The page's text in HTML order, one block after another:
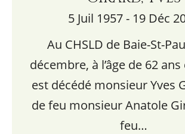
5 Juil 1957 - 19 Déc
Au CHSLD de Baie-St-
décembre, à l’âge de 62
est décédé monsieur Yves
de feu monsieur Anatole
feu…